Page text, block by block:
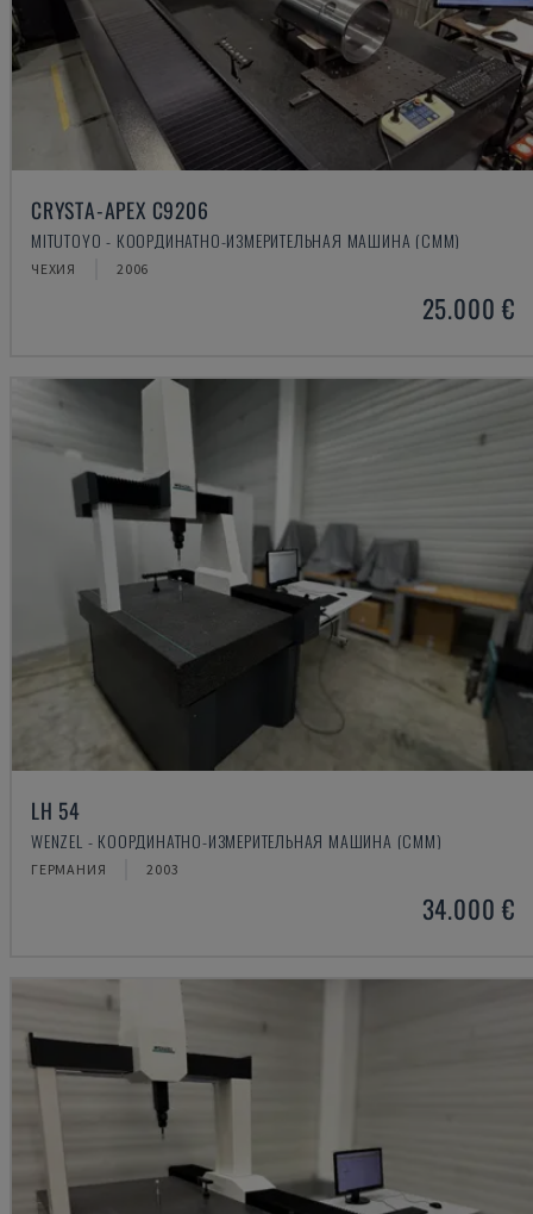
CRYSTA-APEX C9206
MITUTOYO - КООРДИНАТНО-ИЗМЕРИТЕЛЬНАЯ МАШИНА (CMM)
ЧЕХИЯ 2006
25.000 €
LH 54
WENZEL - КООРДИНАТНО-ИЗМЕРИТЕЛЬНАЯ МАШИНА (CMM)
ГЕРМАНИЯ 2003
34.000 €